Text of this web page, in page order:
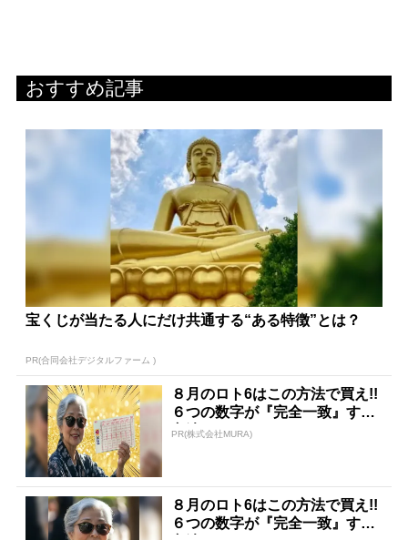
おすすめ記事
宝くじが当たる人にだけ共通する“ある特徴”とは？
PR(合同会社デジタルファーム )
８月のロト6はこの方法で買え!!
６つの数字が『完全一致』する
方法
PR(株式会社MURA)
８月のロト6はこの方法で買え!!
６つの数字が『完全一致』する